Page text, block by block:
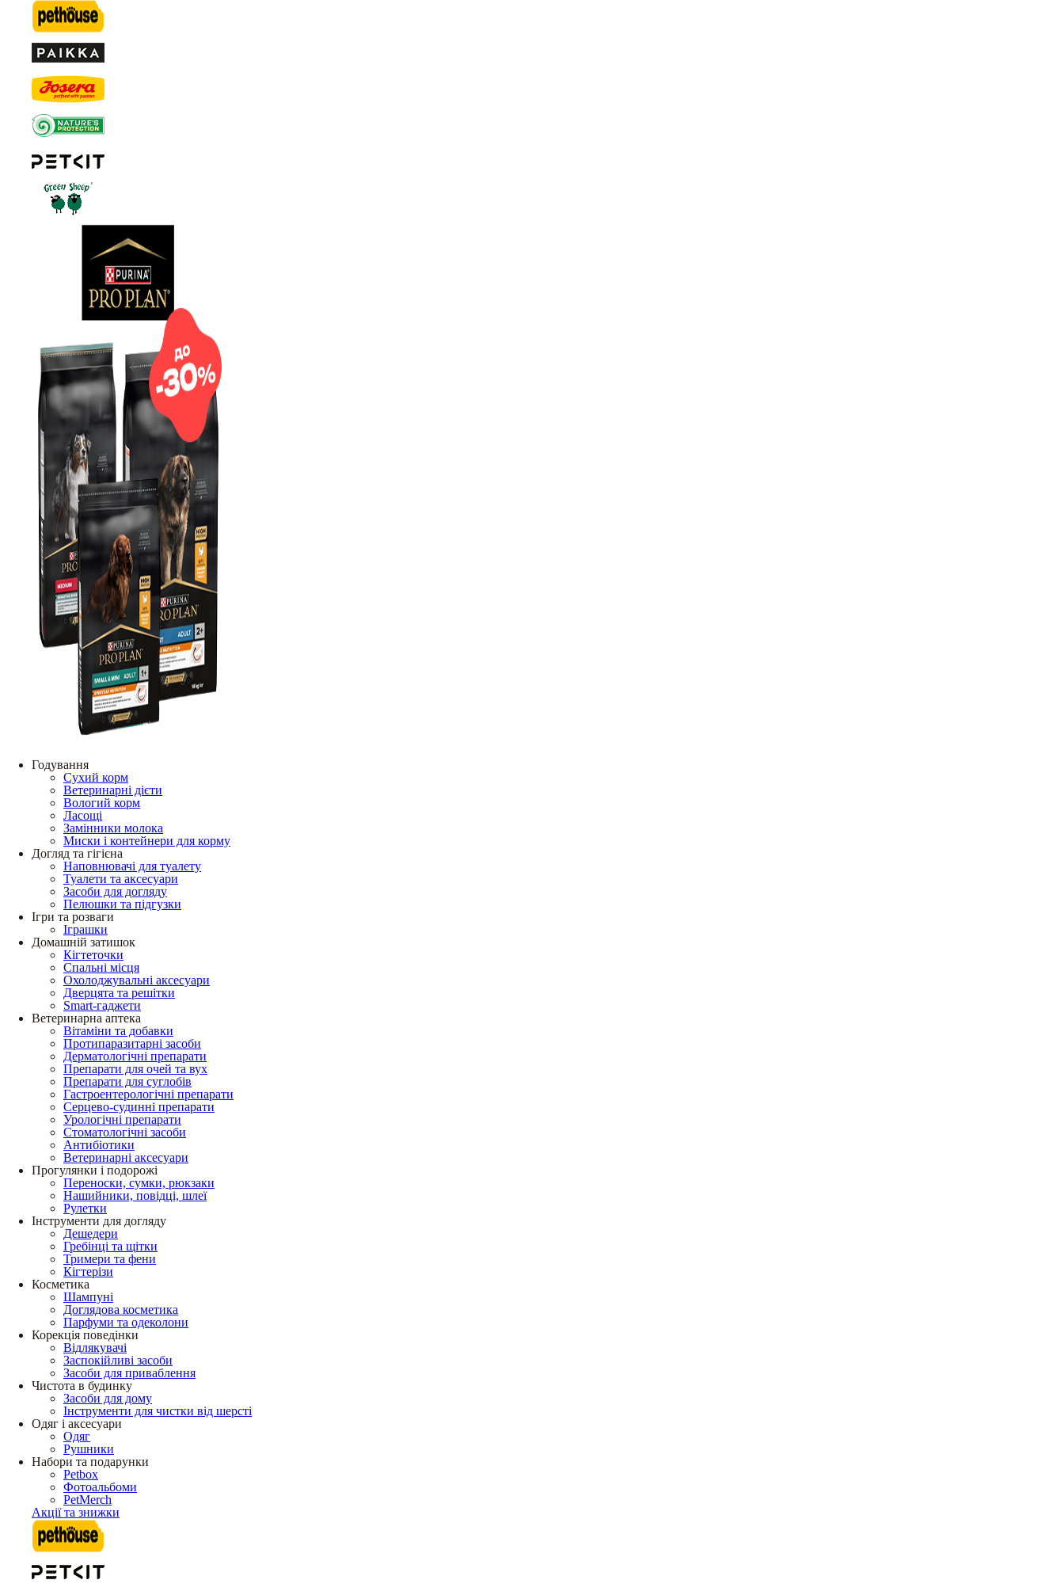
Годування
Сухий корм
Ветеринарні дієти
Вологий корм
Ласощі
Замінники молока
Миски і контейнери для корму
Догляд та гігієна
Наповнювачі для туалету
Туалети та аксесуари
Засоби для догляду
Пелюшки та підгузки
Ігри та розваги
Іграшки
Домашній затишок
Кігтеточки
Спальні місця
Охолоджувальні аксесуари
Дверцята та решітки
Smart-гаджети
Ветеринарна аптека
Вітаміни та добавки
Протипаразитарні засоби
Дерматологічні препарати
Препарати для очей та вух
Препарати для суглобів
Гастроентерологічні препарати
Серцево-судинні препарати
Урологічні препарати
Стоматологічні засоби
Антибіотики
Ветеринарні аксесуари
Прогулянки і подорожі
Переноски, сумки, рюкзаки
Нашийники, повідці, шлеї
Рулетки
Інструменти для догляду
Дешедери
Гребінці та щітки
Тримери та фени
Кігтерізи
Косметика
Шампуні
Доглядова косметика
Парфуми та одеколони
Корекція поведінки
Відлякувачі
Заспокійливі засоби
Засоби для приваблення
Чистота в будинку
Засоби для дому
Інструменти для чистки від шерсті
Одяг і аксесуари
Одяг
Рушники
Набори та подарунки
Petbox
Фотоальбоми
PetMerch
Акції та знижки